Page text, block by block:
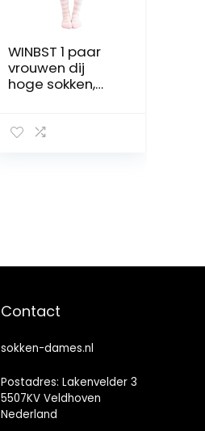
WINBST 1 paar
vrouwen dij
hoge sokken,
knie hoge
Contact
sokken-dames.nl
Postadres: Lakenvelder 3
5507KV Veldhoven
Nederland